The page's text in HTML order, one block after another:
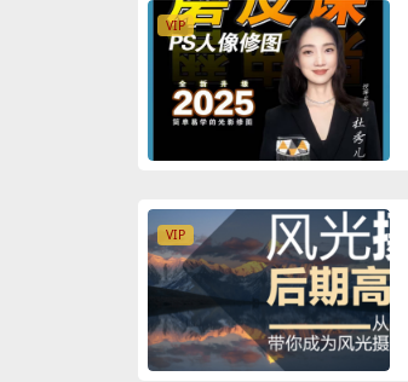
VIP
VIP